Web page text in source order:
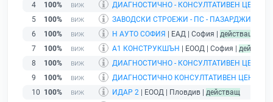
4
100%
ДИАГНОСТИЧНО - КОНСУЛТАТИВЕН
5
100% ЗАВОДСКИ СТРОЕЖИ - ПС - ПАЗАРДЖИК
6
100% Н АУТО СОФИЯ | ЕАД | София | действащ
7
100% А1 КОНСТРУКШЪН | ЕООД | София | действащ
8
100%
ДИАГНОСТИЧНО - КОНСУЛТАТИВЕН
9
100%
ДИАГНОСТИЧНО КОНСУЛТАТИВЕН ЦЕНТЪР
10 100% ИДАР 2 | ЕООД | Пловдив | действащ